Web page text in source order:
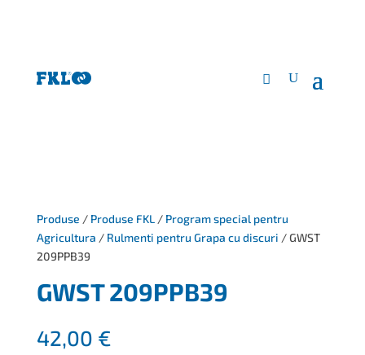
Produse / Produse FKL/ Program special pentru
Agricultura / Rulmenti pentru Grapa cu discuri / GWST
209PPB39
GWST 209PPB39
42,00 €